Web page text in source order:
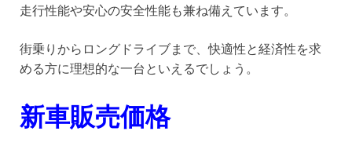
走行性能や安心の安全性能も兼ね備えています。
街乗りからロングドライブまで、快適性と経済性を求
める方に理想的な一台といえるでしょう。
新車販売価格